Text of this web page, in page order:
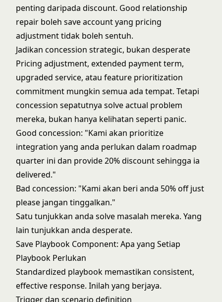
penting daripada discount. Good relationship
repair boleh save account yang pricing
adjustment tidak boleh sentuh.
Jadikan concession strategic, bukan desperate
Pricing adjustment, extended payment term,
upgraded service, atau feature prioritization
commitment mungkin semua ada tempat. Tetapi
concession sepatutnya solve actual problem
mereka, bukan hanya kelihatan seperti panic.
Good concession: "Kami akan prioritize
integration yang anda perlukan dalam roadmap
quarter ini dan provide 20% discount sehingga ia
delivered."
Bad concession: "Kami akan beri anda 50% off just
please jangan tinggalkan."
Satu tunjukkan anda solve masalah mereka. Yang
lain tunjukkan anda desperate.
Save Playbook Component: Apa yang Setiap
Playbook Perlukan
Standardized playbook memastikan consistent,
effective response. Inilah yang berjaya.
Trigger dan scenario definition